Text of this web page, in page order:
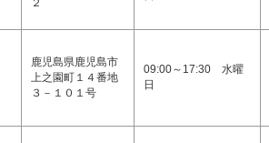
２
鹿児島県鹿児島市
上之園町１４番地
３－１０１号
09:00～17:30 水曜
日